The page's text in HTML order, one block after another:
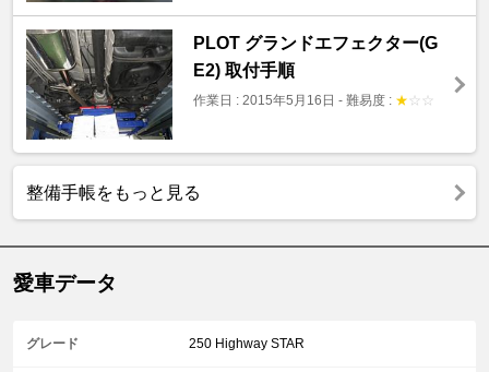
PLOT グランドエフェクター(G
E2) 取付手順
作業日 : 2015年5月16日 - 難易度 : ★ ☆ ☆
整備手帳をもっと見る
愛車データ
グレード 250 Highway STAR